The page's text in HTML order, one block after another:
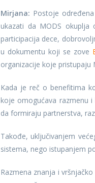
Mirjana: Postoje
ukazati da MODS okuplja
participacija dece,
u dokumentu koji se zove
organizacije koje pristupaju
Kada je reč o benefitima
koje omogućava razmenu
da formiraju partnerstva,
Takođe, uključivanjem
sistema, nego istupanjem
Razmena znanja i